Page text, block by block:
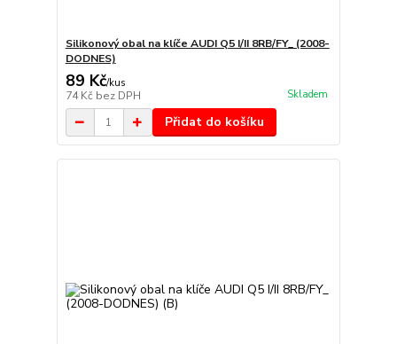
Silikonový obal na klíče AUDI Q5 I/II 8RB/FY_ (2008-
DODNES)
89 Kč/kus
74 Kč bez DPH Skladem
Přidat do košíku